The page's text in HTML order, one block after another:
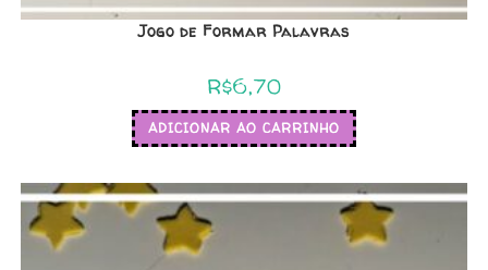
Jogo de Formar Palavras
R$6,70
ADICIONAR AO CARRINHO